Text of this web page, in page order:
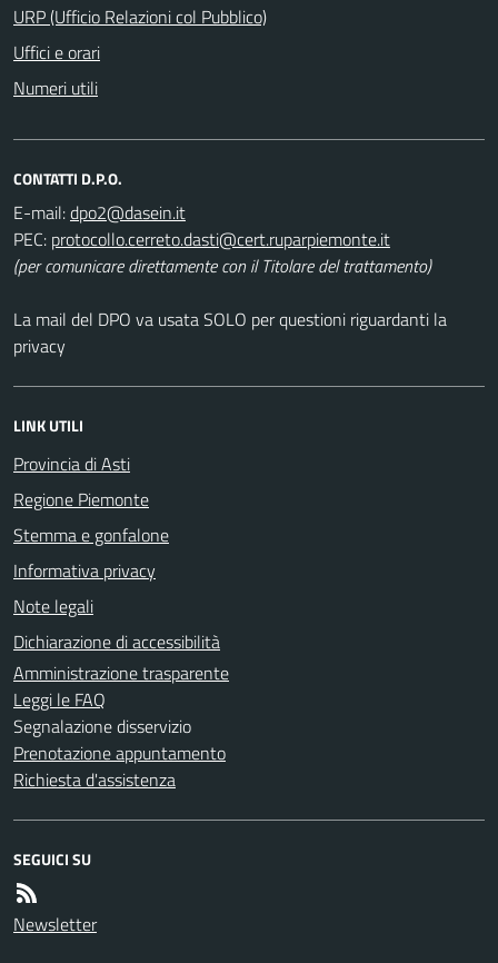
URP (Ufficio Relazioni col Pubblico)
Uffici e orari
Numeri utili
CONTATTI D.P.O.
E-mail:
PEC:
(per comunicare direttamente con il Titolare del trattamento)
La mail del DPO va usata SOLO per questioni riguardanti la
privacy
LINK UTILI
Provincia di Asti
Regione Piemonte
Stemma e gonfalone
Informativa privacy
Note legali
Dichiarazione di accessibilità
Amministrazione trasparente
Leggi le FAQ
Segnalazione disservizio
Prenotazione appuntamento
Richiesta d'assistenza
SEGUICI SU
Newsletter